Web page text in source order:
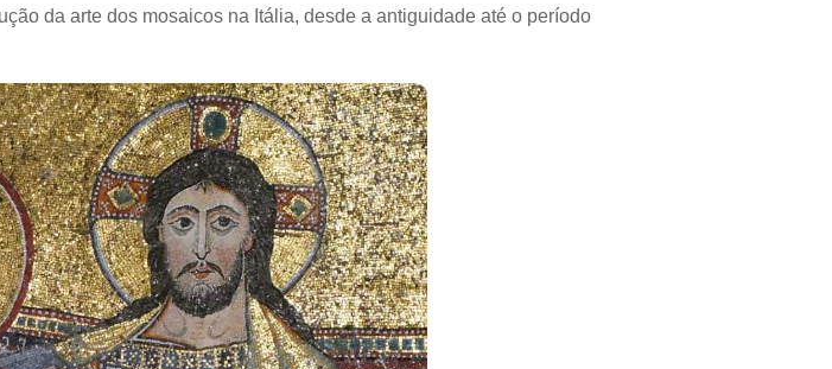
da arte dos mosaicos na Itália, desde a antiguidade até o período